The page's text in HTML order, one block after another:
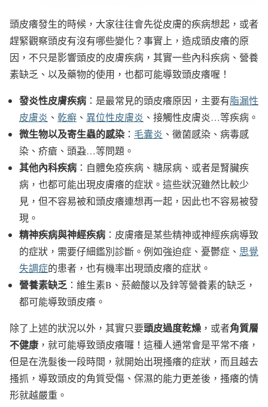
頭皮癢發生的時候，大家往往會先從皮膚的疾病想起，或者
趕緊觀察頭皮有沒有哪些變化？事實上，造成頭皮癢的原
因，不只是影響頭皮的皮膚疾病，其實一些內科疾病、營養
素缺乏、以及藥物的使用，也都可能導致頭皮癢喔！
發炎性皮膚疾病 ：是最常見的頭皮癢原因，主要有脂漏性
皮膚炎 、 乾癬 、 異位性皮膚炎 、接觸性皮膚炎…等疾病。
微生物以及寄生蟲的感染 ： 毛囊炎 、黴菌感染、病毒感
染、疥瘡、頭蝨…等問題。
其他內科疾病 ：自體免疫疾病、糖尿病、或者是腎臟疾
病，也都可能出現皮膚癢的症狀。這些狀況雖然比較少
見，但不容易被和頭皮癢連想再一起，因此也不容易被發
現。
精神疾病與神經疾病 ：皮膚癢是某些精神或神經疾病導致
的症狀，需要仔細鑑別診斷。例如強迫症、憂鬱症、 思覺
失調症的患者，也有機率出現頭皮癢的症狀。
營養素缺乏：維生素B、菸鹼酸以及鋅等營養素的缺乏，
都可能導致頭皮癢。
除了上述的狀況以外，其實只要頭皮過度乾燥 ，或者角質層
不健康 ，就可能導致頭皮癢囉！這種人通常會是平常不癢，
但是在洗髮後一段時間，就開始出現搔癢的症狀，而且越去
搔抓，導致頭皮的角質受傷、保濕的能力更差後，搔癢的情
形就越嚴重。